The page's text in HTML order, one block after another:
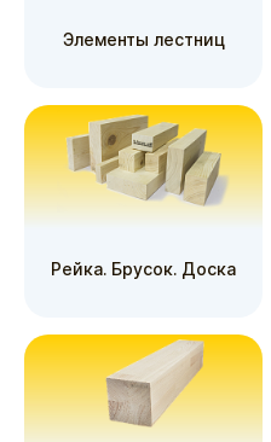
Элементы лестниц
Рейка. Брусок. Доска